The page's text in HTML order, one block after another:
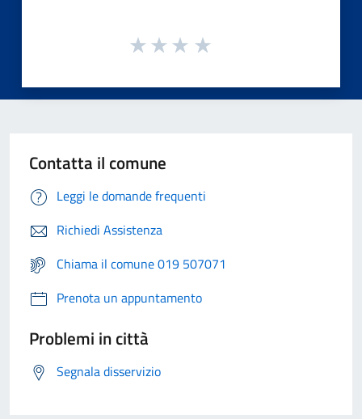
Contatta il comune
Leggi le domande frequenti
Richiedi Assistenza
Chiama il comune 019 507071
Prenota un appuntamento
Problemi in città
Segnala disservizio